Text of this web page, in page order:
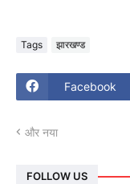
Tags झारखण्ड
Facebook
और नया
FOLLOW US